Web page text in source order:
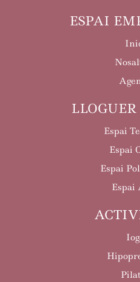
ESPAI
LLOGUER
Espai
Espai
Espai
Espai